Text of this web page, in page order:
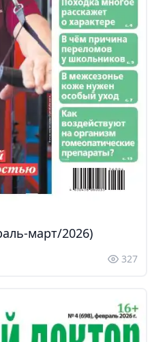
март/2026)
327